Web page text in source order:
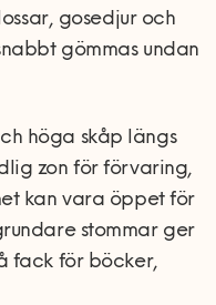
gosedjur och
gömmas undan
höga skåp längs
zon för förvaring,
kan vara öppet för
stommar ger
fack för böcker,